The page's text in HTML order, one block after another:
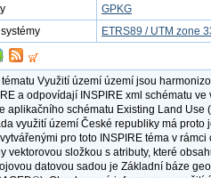
GPKG
ETRS89 / UTM zone
tématu Využití území území jsou
a odpovídají INSPIRE xml schématu ve
aplikačního schématu Existing Land Use
využití území České republiky má proto
pro toto INSPIRE téma v rámci
vektorovou složkou s atributy, které
datovou sadou je Základní báze